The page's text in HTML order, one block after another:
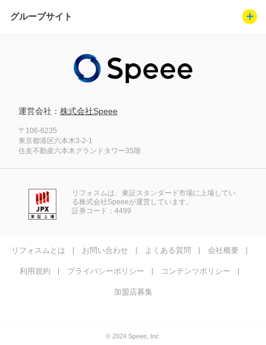
グループサイト
運営会社： 株式会社Speee
〒106-6235
東京都港区六本木3-2-1
住友不動産六本木グランドタワー35階
リフォスムは、東証スタンダード市場に上場してい
る株式会社Speeeが運営しています。
証券コード：4499
リフォスムとは お問い合わせ よくある質問 会社概要
利用規約 プライバシーポリシー コンテンツポリシー
加盟店募集
© 2024 Speee, Inc.